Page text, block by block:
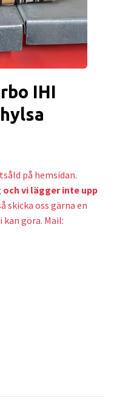
IHI
på hemsidan.
och vi lägger inte upp
skicka oss gärna en
göra. Mail: